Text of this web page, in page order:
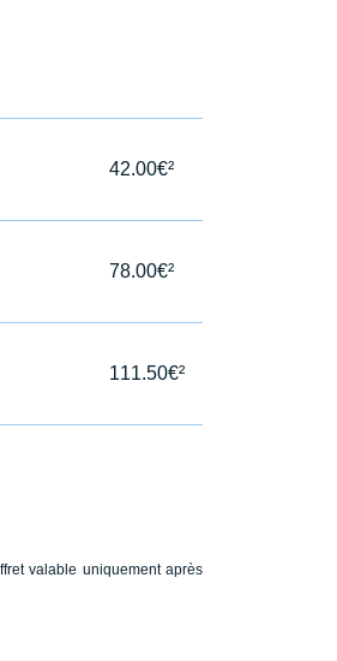
42.00€²
78.00€²
111.50€²
valable uniquement après